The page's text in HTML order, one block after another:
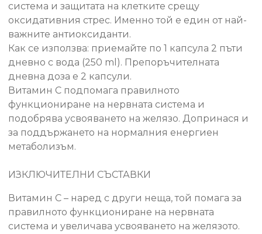
система и защитата на клетките срещу
оксидативния стрес. Именно той е един от най-
важните антиоксиданти.
Как се използва: приемайте по 1 капсула 2 пъти
дневно с вода (250 ml). Препоръчителната
дневна доза е 2 капсули.
Витамин С подпомага правилното
функциониране на нервната система и
подобрява усвояването на желязо. Допринася и
за поддържането на нормалния енергиен
метаболизъм.
ИЗКЛЮЧИТЕЛНИ СЪСТАВКИ
Витамин С – наред с други неща, той помага за
правилното функциониране на нервната
система и увеличава усвояването на желязото.